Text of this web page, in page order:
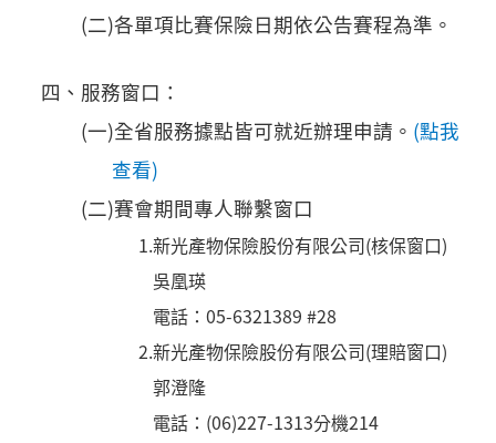
(二)各單項比賽保險日期依公告賽程為準。
四、服務窗口：
(一)全省服務據點皆可就近辦理申請。 (點我
查看)
(二)賽會期間專人聯繫窗口
1.新光產物保險股份有限公司(核保窗口)
吳凰瑛
電話：05-6321389 #28
2.新光產物保險股份有限公司(理賠窗口)
郭澄隆
電話：(06)227-1313分機214